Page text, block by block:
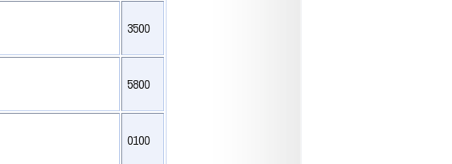
3500
5800
0100